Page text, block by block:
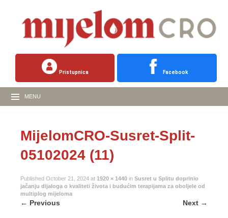
Pristupnica Facebook
MENU
MijelomCRO-Susret-Split-
05102024 (11)
Published October 21, 2024 at 1920 × 1440 in Susret u Splitu doprinio
jačanju dijaloga o kvaliteti života i budućim terapijama za oboljele od
multiplog mijeloma
← Previous Next →